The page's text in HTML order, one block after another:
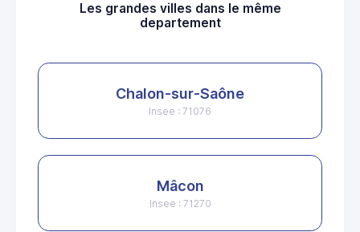
Les grandes villes dans le même
departement
Chalon-sur-Saône
Insee : 71076
Mâcon
Insee : 71270